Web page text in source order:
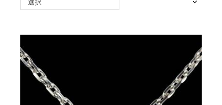
選択